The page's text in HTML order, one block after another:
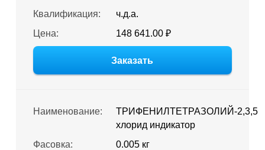
Квалификация:
ч.д.а.
Цена:
148 641.00 ₽
Заказать
Наименование:
ТРИФЕНИЛТЕТРАЗОЛИЙ-2,3,5
хлорид индикатор
Фасовка:
0.005 кг